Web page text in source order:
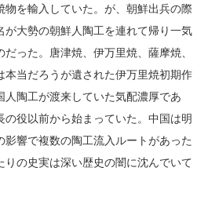
物を輸入していた。が、朝鮮出兵の際
が大勢の朝鮮人陶工を連れて帰り一気
った。唐津焼、伊万里焼、薩摩焼、
本当だろうが遺された伊万里焼初期作
陶工が渡来していた気配濃厚であ
の役以前から始まっていた。中国は明
影響で複数の陶工流入ルートがあった
りの史実は深い歴史の闇に沈んでいて